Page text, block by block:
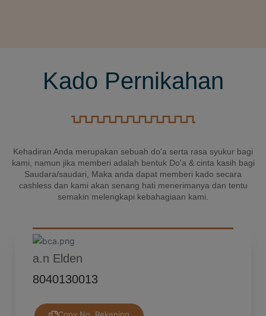
Kelvin dan Charity
Happy Wedding dr. Elden dan ci Yuri, Semoga
Happy Wedding, Dr Elden & Yuriana. Semoga
selalu berbahagia. Tuhan senantiasa
memberkati
"Congrats buat Elden dan Yuriana ... Tuhan
senantiasa memberkati dengan kesehatan
Anatasia & Family
Kado Pernikahan
Kehadiran Anda merupakan sebuah do'a serta rasa syukur bagi
kami, namun jika memberi adalah bentuk Do'a & cinta kasih bagi
Saudara/saudari, Maka anda dapat memberi kado secara
cashless dan kami akan senang hati menerimanya dan tentu
semakin melengkapi kebahagiaan kami.
a.n Elden
8040130013